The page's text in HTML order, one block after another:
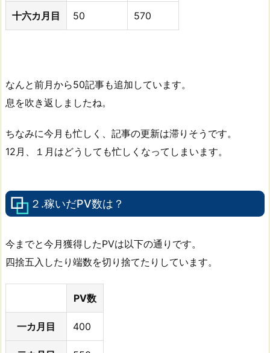
十六カ月目 50 570
なんと前月から50記事も追加しています。
息を吹き返しましたね。
ちなみに今月も忙しく、記事の更新は滞りそうです。
12月、１月はどうしても忙しくなってしまいます。
２.稼いだPV数は？
今までと今月獲得したPVは以下の通りです。
四捨五入したり端数を切り捨てたりしています。
PV数
一カ月目 400